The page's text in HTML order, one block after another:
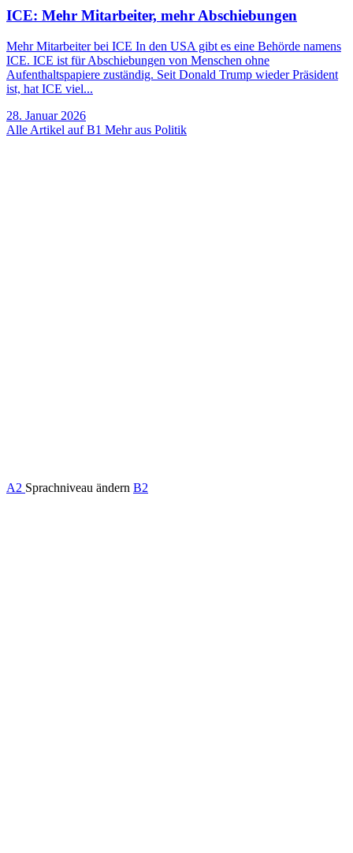
ICE: Mehr Mitarbeiter, mehr Abschiebungen
Mehr Mitarbeiter bei ICE In den USA gibt es eine Behörde namens
ICE. ICE ist für Abschiebungen von Menschen ohne
Aufenthaltspapiere zuständig. Seit Donald Trump wieder Präsident
ist, hat ICE viel...
28. Januar 2026
Alle Artikel auf B1 Mehr aus Politik
A2 Sprachniveau ändern B2